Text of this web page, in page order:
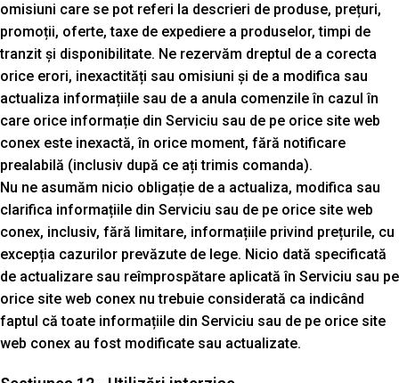
omisiuni care se pot referi la descrieri de produse, prețuri,
promoții, oferte, taxe de expediere a produselor, timpi de
tranzit și disponibilitate. Ne rezervăm dreptul de a corecta
orice erori, inexactități sau omisiuni și de a modifica sau
actualiza informațiile sau de a anula comenzile în cazul în
care orice informație din Serviciu sau de pe orice site web
conex este inexactă, în orice moment, fără notificare
prealabilă (inclusiv după ce ați trimis comanda).
Nu ne asumăm nicio obligație de a actualiza, modifica sau
clarifica informațiile din Serviciu sau de pe orice site web
conex, inclusiv, fără limitare, informațiile privind prețurile, cu
excepția cazurilor prevăzute de lege. Nicio dată specificată
de actualizare sau reîmprospătare aplicată în Serviciu sau pe
orice site web conex nu trebuie considerată ca indicând
faptul că toate informațiile din Serviciu sau de pe orice site
web conex au fost modificate sau actualizate.